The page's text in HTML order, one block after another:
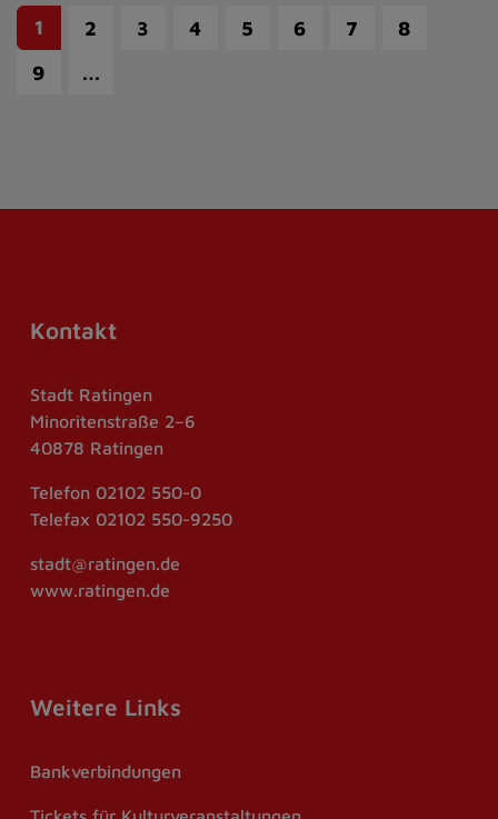
1 2 3 4 5 6 7
8
9
…
Kontakt
Stadt Ratingen
Minoritenstraße 2–6
40878 Ratingen
Telefon 02102 550-0
Telefax 02102 550-9250
stadt@ratingen.de
www.ratingen.de
Weitere Links
Bankverbindungen